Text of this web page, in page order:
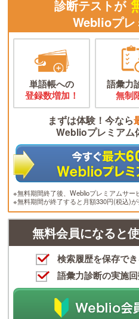
診断テストが
Weblioプレ
単語帳への
登録数増加！
語彙力
無制
まずは体験！今なら
Weblioプレミアム
※無料期間終了後、Weblioプレミアムサー
※無料期間が終了すると月額330円(税込)が
無料会員になると
検索履歴を保存でき
語彙力診断の実施回